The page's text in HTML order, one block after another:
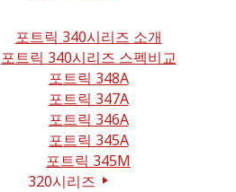
포트릭 340시리즈 소개
포트릭 340시리즈 스펙비교
포트릭 348A
포트릭 347A
포트릭 346A
포트릭 345A
포트릭 345M
320시리즈